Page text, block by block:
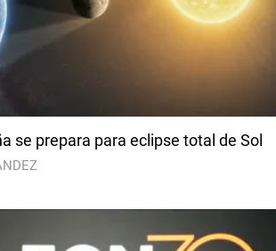
se prepara para eclipse total de Sol